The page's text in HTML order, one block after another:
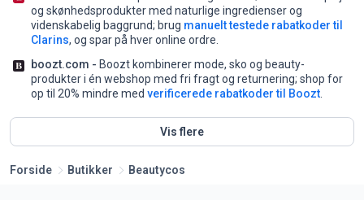
og skønhedsprodukter med naturlige ingredienser og
videnskabelig baggrund; brug manuelt testede rabatkoder til
Clarins, og spar på hver online ordre.
boozt.com - Boozt kombinerer mode, sko og beauty-
produkter i én webshop med fri fragt og returnering; shop for
op til 20% mindre med verificerede rabatkoder til Boozt
Vis flere
Forside Butikker Beautycos